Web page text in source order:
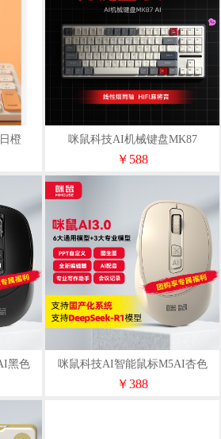
橙 咪鼠科技AI机械键盘MK87
￥588
黑色 咪鼠科技AI智能鼠标M5AI杏色
￥388